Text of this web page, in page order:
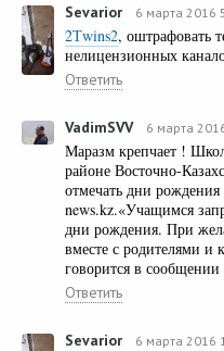
Sevarior 6 марта 2016
2Тwins2, оштрафовать
нелицензионных
Ответить
VadimSVV 6 марта
Маразм крепчает !
районе Восточно-
отмечать дни
news.kz.«Учащимся
дни рождения. При
вместе с родителями
говорится в сообщении
Ответить
Sevarior 6 марта 2016